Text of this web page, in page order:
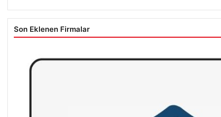
Son Eklenen Firmalar